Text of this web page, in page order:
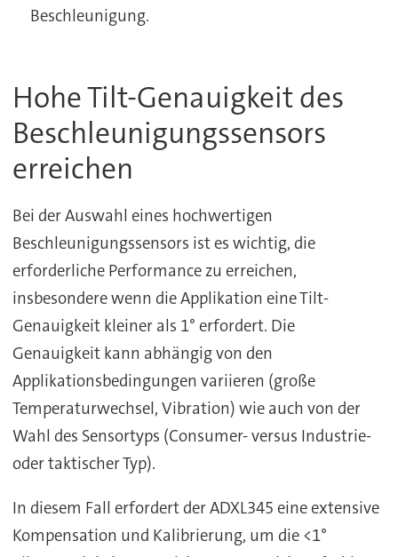
Beschleunigung.
Hohe Tilt-Genauigkeit des
Beschleunigungssensors
erreichen
Bei der Auswahl eines hochwertigen
Beschleunigungssensors ist es wichtig, die
erforderliche Performance zu erreichen,
insbesondere wenn die Applikation eine Tilt-
Genauigkeit kleiner als 1° erfordert. Die
Genauigkeit kann abhängig von den
Applikationsbedingungen variieren (große
Temperaturwechsel, Vibration) wie auch von der
Wahl des Sensortyps (Consumer- versus Industrie-
oder taktischer Typ).
In diesem Fall erfordert der ADXL345 eine extensive
Kompensation und Kalibrierung, um die <1°